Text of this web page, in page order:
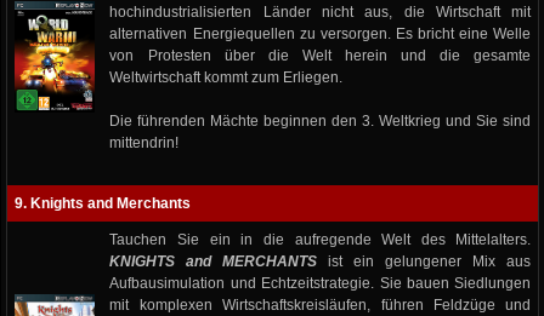
hochindustrialisierten Länder nicht aus, die Wirtschaft mit
alternativen Energiequellen zu versorgen. Es bricht eine Welle
von Protesten über die Welt herein und die gesamte
Weltwirtschaft kommt zum Erliegen.
Die führenden Mächte beginnen den 3. Weltkrieg und Sie sind
mittendrin!
9. Knights and Merchants
Tauchen Sie ein in die aufregende Welt des Mittelalters.
KNIGHTS and MERCHANTS ist ein gelungener Mix aus
Aufbausimulation und Echtzeitstrategie. Sie bauen Siedlungen
mit komplexen Wirtschaftskreisläufen, führen Feldzüge und